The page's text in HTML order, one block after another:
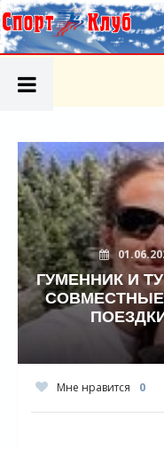
ГУМЕННИК И
СОВМЕСТНЫЕ
Мне нравится 0